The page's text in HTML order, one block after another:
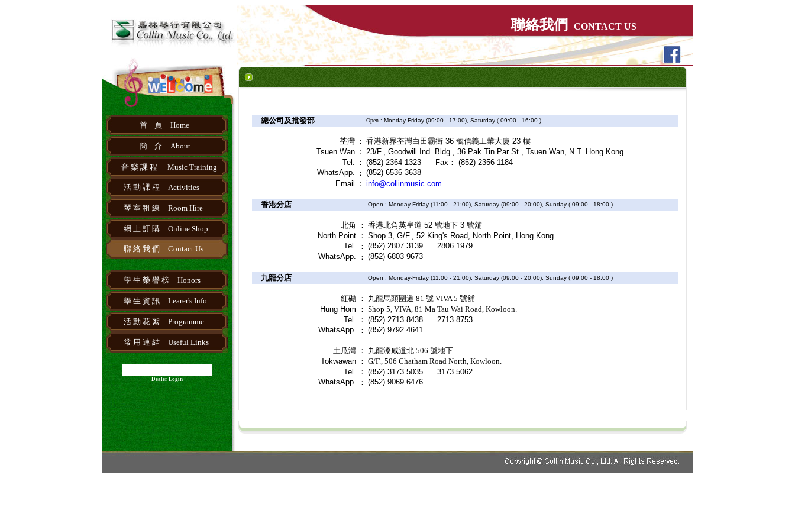
首 頁 Home
簡 介 About
音 樂 課 程 Music Training
活 動 課 程 Activities
琴 室 租 練 Room Hire
網 上 訂 購 Online Shop
聯 絡 我 們 Contact Us
學 生 榮 譽 榜 Honors
學 生 資 訊 Learer's Info
活 動 花 絮 Programme
常 用 連 結 Useful Links
Dealer Login
聯絡我們 CONTACT US
總公司及批發部 Open : Monday-Friday (09:00 - 17:00), Saturday ( 09:00 - 16:00 )
荃灣 ： 香港新界荃灣白田霸街 36 號信義工業大廈 23 樓
Tsuen Wan ： 23/F., Goodwill Ind. Bldg., 36 Pak Tin Par St., Tsuen Wan, N.T. Hong Kong.
Tel. ： (852) 2364 1323 Fax： (852) 2356 1184
WhatsApp. ： (852) 6536 3638
Email
： info@collinmusic.com
香港分店 Open : Monday-Friday (11:00 - 21:00), Saturday (09:00 - 20:00), Sunday ( 09:00 - 18:00 )
北角 ： 香港北角英皇道 52 號地下 3 號舖
North Point ： Shop 3, G/F., 52 King's Road, North Point, Hong Kong.
Tel.
： (852) 2807 3139 2806 1979
WhatsApp.
： (852) 6803 9673
九龍分店 Open : Monday-Friday (11:00 - 21:00), Saturday (09:00 - 20:00), Sunday ( 09:00 - 18:00 )
紅磡 ： 九龍馬頭圍道 81 號 VIVA 5 號舖
Hung Hom
： Shop 5, VIVA, 81 Ma Tau Wai Road, Kowloon.
Tel.
： (852) 2713 8438 2713 8753
WhatsApp.
： (852) 9792 4641
土瓜灣 ： 九龍漆咸道北 506 號地下
Tokwawan ： G/F., 506 Chatham Road North, Kowloon.
Tel.
： (852) 3173 5035 3173 5062
WhatsApp.
： (852) 9069 6476